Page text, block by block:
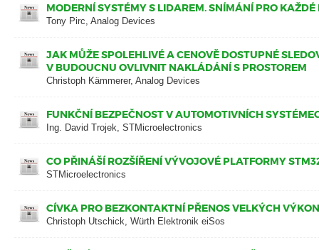
MODERNÍ SYSTÉMY S LIDAREM. SNÍMÁNÍ PRO
Tony Pirc, Analog Devices
JAK MŮŽE SPOLEHLIVÉ A CENOVĚ DOSTUPNÉ
V BUDOUCNU OVLIVNIT NAKLÁDÁNÍ S PROSTOREM
Christoph Kämmerer, Analog Devices
FUNKČNÍ BEZPEČNOST V AUTOMOTIVNÍCH
Ing. David Trojek, STMicroelectronics
CO PŘINÁŠÍ ROZŠÍŘENÍ VÝVOJOVÉ PLATFORMY
STMicroelectronics
CÍVKA PRO BEZKONTAKTNÍ PŘENOS VELKÝCH
Christoph Utschick, Würth Elektronik eiSos